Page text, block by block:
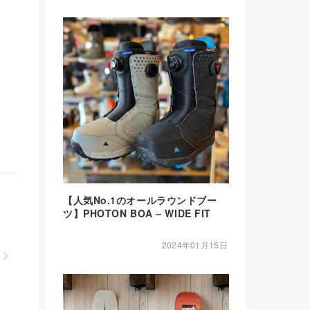
【人気No.1のオールラウンドブー
ツ】PHOTON BOA – WIDE FIT
2024年01月15日